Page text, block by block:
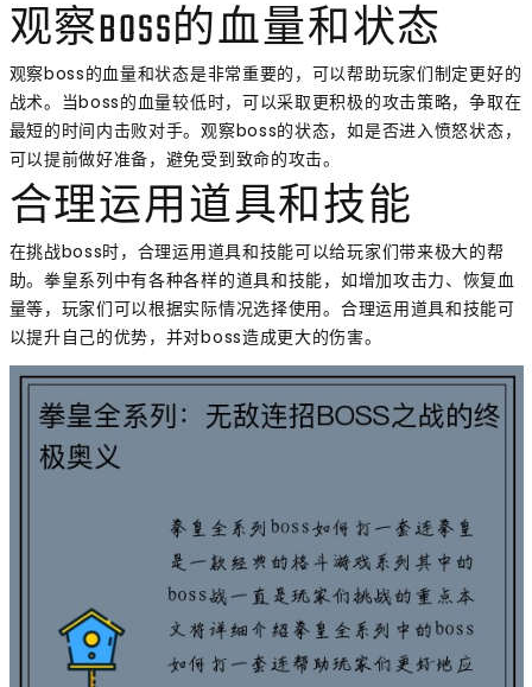
观察BOSS的血量和状态
观察boss的血量和状态是非常重要的，可以帮助玩家们制定更好的
战术。当boss的血量较低时，可以采取更积极的攻击策略，争取在
最短的时间内击败对手。观察boss的状态，如是否进入愤怒状态，
可以提前做好准备，避免受到致命的攻击。
合理运用道具和技能
在挑战boss时，合理运用道具和技能可以给玩家们带来极大的帮
助。拳皇系列中有各种各样的道具和技能，如增加攻击力、恢复血
量等，玩家们可以根据实际情况选择使用。合理运用道具和技能可
以提升自己的优势，并对boss造成更大的伤害。